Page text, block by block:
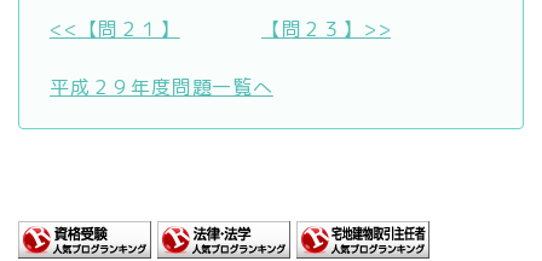
<<【問２１】 【問２３】>>
平成２９年度問題一覧へ